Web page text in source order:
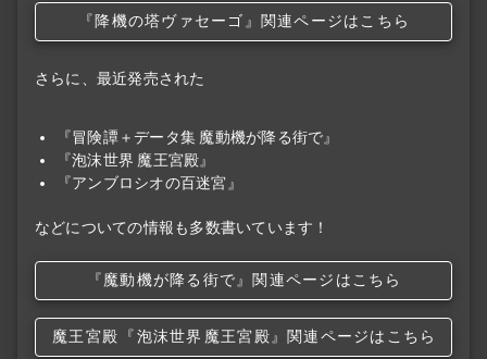
『降機の塔ヴァセーゴ』関連ページはこちら
さらに、最近発売された
『冒険譚＋データ集 魔動機が降る街で』
『泡沫世界 魔王宮殿』
『アンブロシオの百迷宮』
などについての情報も多数書いています！
『魔動機が降る街で』関連ページはこちら
魔王宮殿 『泡沫世界 魔王宮殿』関連ページはこちら